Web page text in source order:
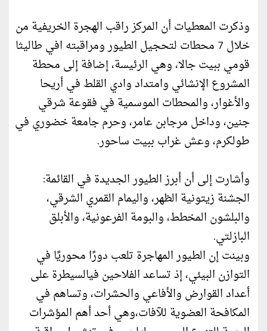
وذكرت المعطيات أن المركز راقب الهجرة الخريفية من
خلال 7 محطات لتحجيل الطيور ومراقبته افي طاليثا
قومي ببيت جالا، وهي الرئيسة، إضافة إلى محطة
المشروع الإنشائي وامتداد وادي القلط في أريحا
والأغوار، والمحطات الموسمية في فقوعة شرقي
جنين، وداخل مرجابن عامر، وحرم جامعة خضوري في
طولكرم، وعش غراب ببيت ساحور.
وأشارت إلى أن أبرز الطيور الجديدة في القائمة:
الجشنة زيتونية الظهر، واليمام القمري الشرقي،
والبلشون المخطط، والبومة الفرعونية، والأبلق
البازلتي.
وبينت إن الطيور المهاجرة تلعب دورًا محوريًا في
التوازن البيئي، إذ تساعد الفلاحين فيالسيطرة على
أعداد القوارض والأفاعي والحشرات، وتساهم في
المكافحة العضوية للآفات،وهي أحد أهم المؤشرات